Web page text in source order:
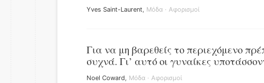
Yves Saint-Laurent, Μόδα · Αφορισμοί
Για να μη βαρεθείς το περιεχόμενο
συχνά. Γι’ αυτό οι γυναίκες
Noel Coward, Μόδα · Αφορισμοί